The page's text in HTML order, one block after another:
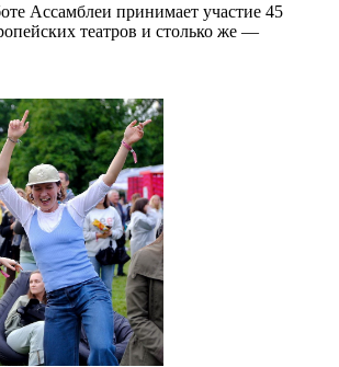
Ассамблеи принимает участие 45
театров и столько же —